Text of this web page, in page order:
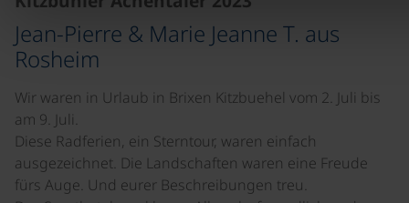
Jean-Pierre & Marie Jeanne T. aus
Rosheim
Wir waren in Urlaub in Brixen Kitzbuehel vom 2. Juli bis
am 9. Juli.
Diese Radferien, ein Sterntour, waren einfach
ausgezeichnet. Die Landschaften waren eine Freude
fürs Auge. Und eurer Beschreibungen treu.